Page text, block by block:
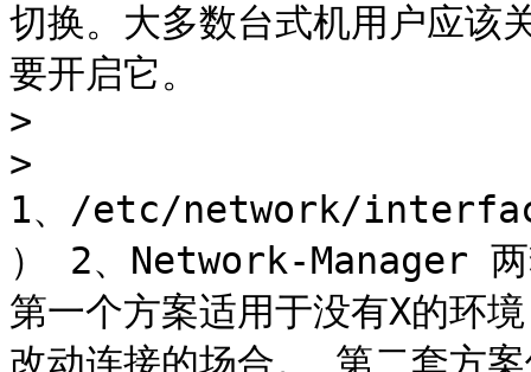
切换。大多数台式机用户应该
要开启它。
>
>
1、/etc/network/
） 2、Network-Manager 两
第一个方案适用于没有X的环
改动连接的场合。 第二套方